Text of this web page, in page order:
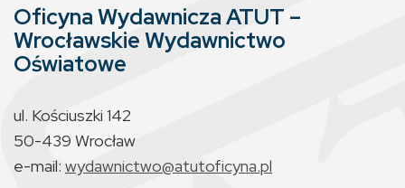
Oficyna Wydawnicza ATUT –
Wrocławskie Wydawnictwo
Oświatowe
ul. Kościuszki 142
50-439 Wrocław
e-mail: wydawnictwo@atutoficyna.pl